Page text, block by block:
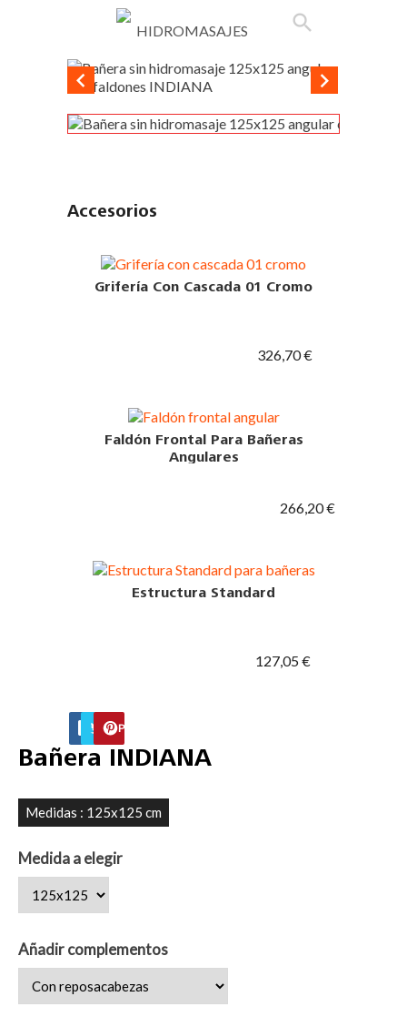
search
 
Accesorios
Grifería Con Cascada 01 Cromo
326,70 €
Faldón Frontal Para Bañeras
Angulares
266,20 €
Estructura Standard
127,05 €
FACEBOOK
TWITTER
PINTEREST
Bañera INDIANA
Medidas : 125x125 cm
Medida a elegir
Añadir complementos